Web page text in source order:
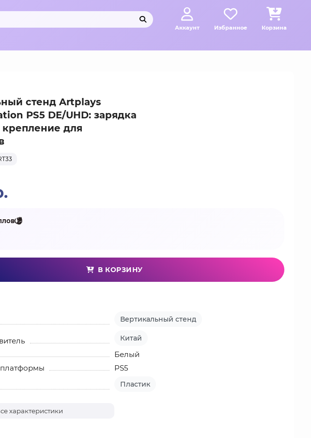
Аккаунт Избранное Корзина
стенд Artplays
PS5 DE/UHD: зарядка
крепление для
В КОРЗИНУ
Вертикальный стенд
Китай
Белый
PS5
Пластик
характеристики